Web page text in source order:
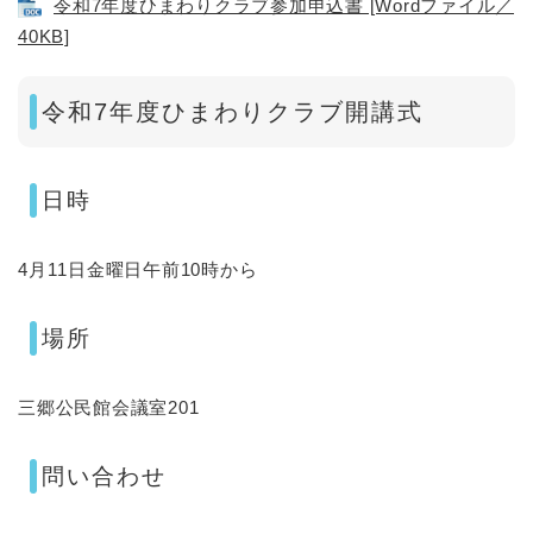
令和7年度ひまわりクラブ参加申込書 [Wordファイル／
40KB]
令和7年度ひまわりクラブ開講式
日時
4月11日金曜日午前10時から
場所
三郷公民館会議室201
問い合わせ